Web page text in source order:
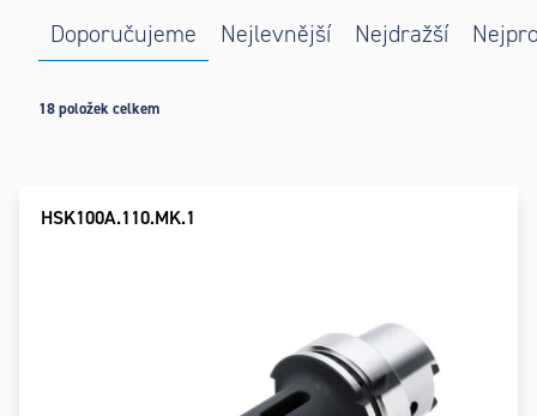
Řazení
produktů
Doporučujeme Nejlevnější Nejdražší
18položek celkem
HSK100A.110.MK.1